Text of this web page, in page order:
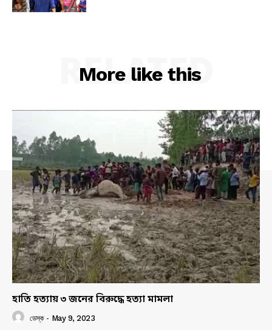
More like this
RELATED
হাতি হত্যায় ৩ জনের বিরুদ্ধে হত্যা মামলা
ডেস্ক - May 9, 2023